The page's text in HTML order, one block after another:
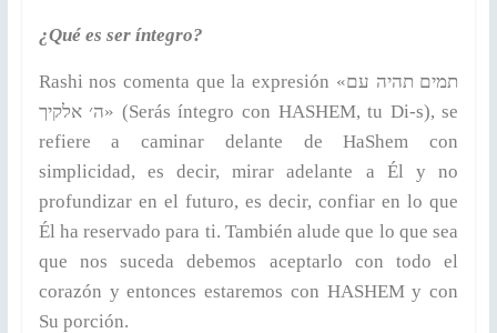
¿Qué es ser íntegro?
Rashi nos comenta que la expresión «תמים תהיה עם
ה׳ אלקיך» (Serás íntegro con HASHEM, tu Di-s), se
refiere a caminar delante de HaShem con
simplicidad, es decir, mirar adelante a Él y no
profundizar en el futuro, es decir, confiar en lo que
Él ha reservado para ti. También alude que lo que sea
que nos suceda debemos aceptarlo con todo el
corazón y entonces estaremos con HASHEM y con
Su porción.